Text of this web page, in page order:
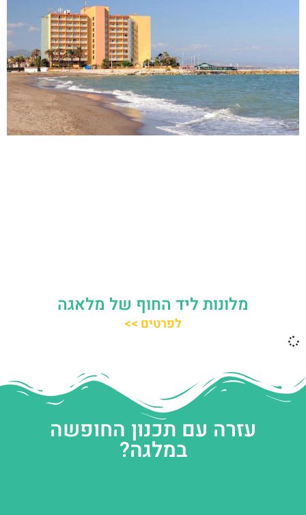
מלונות ליד החוף של מלאגה
לפרטים >>
עזרה עם תכנון החופשה
במלגה?